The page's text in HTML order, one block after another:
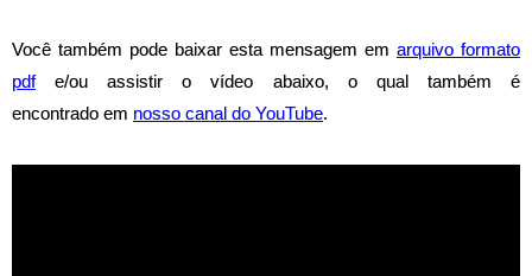
Você também pode baixar esta mensagem em arquivo formato
pdfe/ou assistir o vídeo abaixo, o qual também é
encontrado em nosso canal do YouTube.